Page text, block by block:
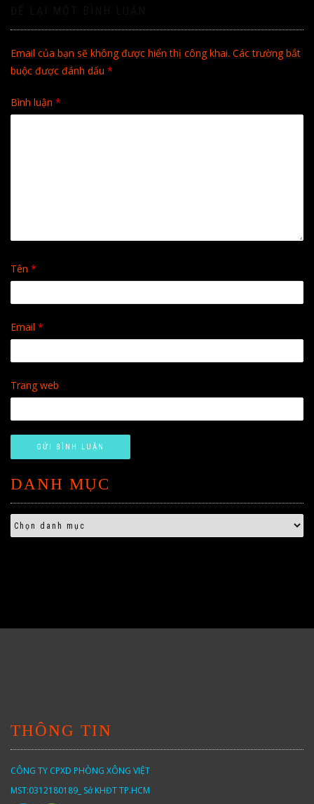
Email của bạn sẽ không được hiển thị công khai. Các trường bắt
buộc được đánh dấu *
Bình luận *
Tên *
Email *
Trang web
DANH MỤC
THÔNG TIN
CÔNG TY CPXD PHÒNG XÔNG VIỆT
MST:0312180189_ Sở KHĐT TP.HCM